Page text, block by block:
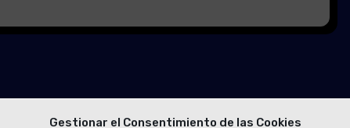
Gestionar el Consentimiento de las Cookies